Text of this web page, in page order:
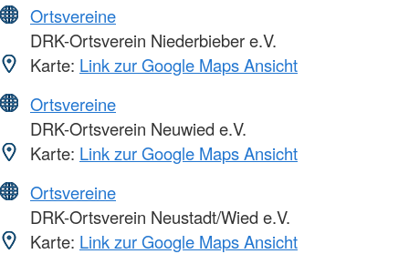
Ortsvereine
DRK-Ortsverein Niederbieber e.V.
Karte: Link zur Google Maps Ansicht
Ortsvereine
DRK-Ortsverein Neuwied e.V.
Karte: Link zur Google Maps Ansicht
Ortsvereine
DRK-Ortsverein Neustadt/Wied e.V.
Karte: Link zur Google Maps Ansicht